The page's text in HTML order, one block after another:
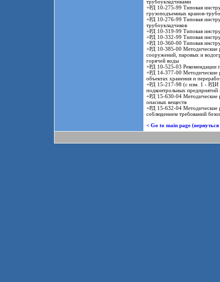
трубоукладчиками
+РД 10-275-99 Типовая
грузоподъемных кранов-
+РД 10-276-99 Типовая
трубоукладчиков
+РД 10-319-99 Типовая
+РД 10-332-99 Типовая
+РД 10-360-00 Типовая
+РД 10-385-00 Методические
сооружений, паровых и
горячей воды
+РД 10-525-03 Рекомендации
+РД 14-377-00 Методические
объектах хранения и
+РД 15-217-98 (с изм. 1 - РДИ
подконтрольных
+РД 15-630-04 Методические
опасных веществ
+РД 15-632-04 Методические
соблюдением требований
< Go to main page